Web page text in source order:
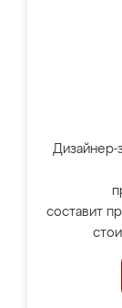
Дизайнер-
составит